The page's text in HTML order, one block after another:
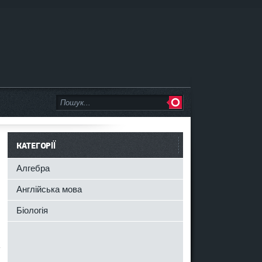
КАТЕГОРІЇ
Алгебра
Англійська мова
Біологія